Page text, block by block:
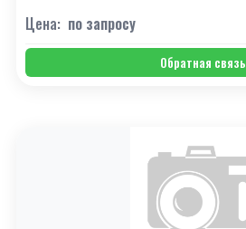
Цена: по запросу
Обратная связь